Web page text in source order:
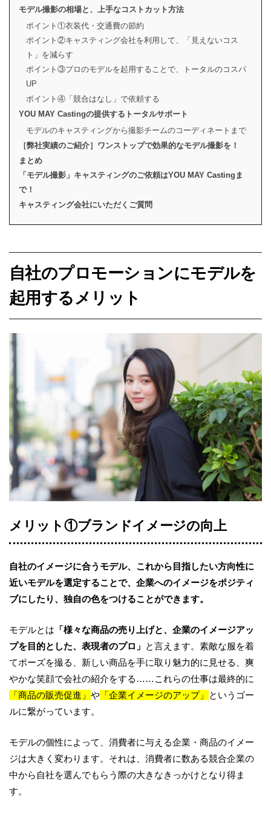
モデル撮影の相場と、上手なコストカット方法
ポイント①衣装代・交通費の節約
ポイント②キャスティング会社を利用して、「見えないコス
ト」を減らす
ポイント③プロのモデルを起用することで、トータルのコスパ
UP
ポイント④「競合はなし」で依頼する
YOU MAY Castingの提供するトータルサポート
モデルのキャスティングから撮影チームのコーディネートまで
［弊社実績のご紹介］ワンストップで効果的なモデル撮影を！
まとめ
「モデル撮影」キャスティングのご依頼はYOU MAY Castingま
で！
キャスティング会社にいただくご質問
自社のプロモーションにモデルを
起用するメリット
メリット①ブランドイメージの向上
自社のイメージに合うモデル、これから目指したい方向性に
近いモデルを選定することで、企業へのイメージをポジティ
ブにしたり、独自の色をつけることができます。
モデルとは 「様々な商品の売り上げと、企業のイメージアッ
プを目的とした、表現者のプロ」 と言えます。素敵な服を着
てポーズを撮る、新しい商品を手に取り魅力的に見せる、爽
やかな笑顔で会社の紹介をする……これらの仕事は最終的に
「商品の販売促進」 や 「企業イメージのアップ」
というゴー
ルに繋がっています。
モデルの個性によって、消費者に与える企業・商品のイメー
ジは大きく変わります。それは、消費者に数ある競合企業の
中から自社を選んでもらう際の大きなきっかけとなり得ま
す。